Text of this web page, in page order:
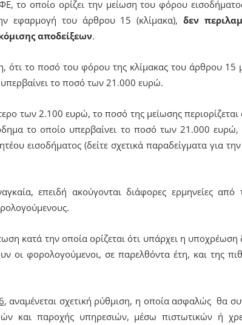
το οποίο ορίζει την μείωση του φόρου
εφαρμογή του άρθρου 15 (κλίμακα), δεν
αποδείξεων.
ότι το ποσό του φόρου της κλίμακας του άρθρου
το ποσό των 21.000 ευρώ.
των 2.100 ευρώ, το ποσό της μείωσης
το οποίο υπερβαίνει το ποσό των 21.000 ευρώ,
εισοδήματος (δείτε σχετικά παραδείγματα για
επειδή ακούγονται διάφορες ερμηνείες από
κατά την οποία ορίζεται ότι υπάρχει η
οι φορολογούμενοι, σε παρελθόντα έτη, και της
, αναμένεται σχετική ρύθμιση, η οποία ασφαλώς θα
και παροχής υπηρεσιών, μέσω πιστωτικών ή